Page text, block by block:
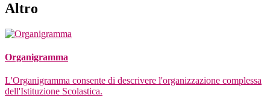
Altro
Organigramma
L'Organigramma consente di descrivere l'organizzazione complessa
dell'Istituzione Scolastica.